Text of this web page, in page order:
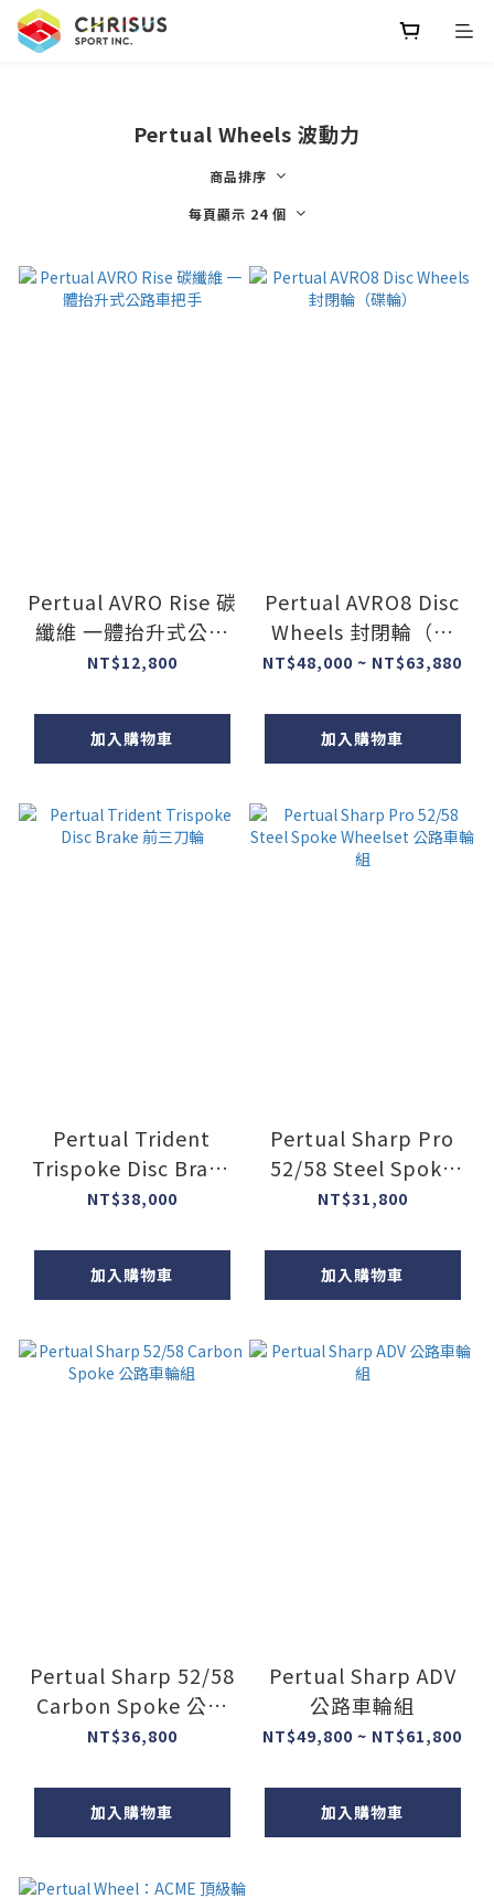
Pertual Wheels 波動力
商品排序
每頁顯示 24 個
Pertual AVRO Rise 碳
纖維 一體抬升式公路
車把手
NT$12,800
加入購物車
Pertual AVRO8 Disc
Wheels 封閉輪（碟
輪）
NT$48,000 ~ NT$63,880
加入購物車
Pertual Trident
Trispoke Disc Brake
前三刀輪
NT$38,000
加入購物車
Pertual Sharp Pro
52/58 Steel Spoke
Wheelset 公路車輪組
NT$31,800
加入購物車
Pertual Sharp 52/58
Carbon Spoke 公路
車輪組
NT$36,800
加入購物車
Pertual Sharp ADV
公路車輪組
NT$49,800 ~ NT$61,800
加入購物車